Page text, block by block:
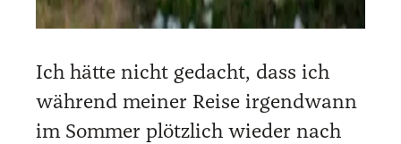
Ich hät­te nicht gedacht, dass ich
wäh­rend mei­ner Rei­se irgend­wann
im Som­mer plötz­lich wie­der nach